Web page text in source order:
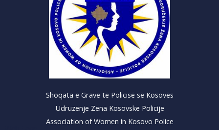
Shoqata e Grave të Policisë së Kosovës
Udruzenje Zena Kosovske Policije
Association of Women in Kosovo Police